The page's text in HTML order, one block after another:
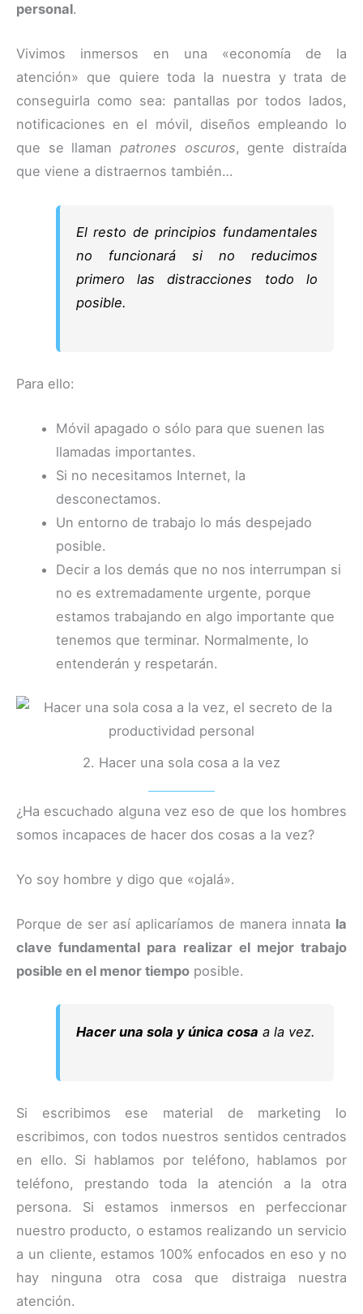
personal.
Vivimos inmersos en una «economía de la
atención» que quiere toda la nuestra y trata de
conseguirla como sea: pantallas por todos lados,
notificaciones en el móvil, diseños empleando lo
que se llaman patrones oscuros, gente distraída
que viene a distraernos también…
El resto de principios fundamentales
no funcionará si no reducimos
primero las distracciones todo lo
posible.
Para ello:
Móvil apagado o sólo para que suenen las
llamadas importantes.
Si no necesitamos Internet, la
desconectamos.
Un entorno de trabajo lo más despejado
posible.
Decir a los demás que no nos interrumpan si
no es extremadamente urgente, porque
estamos trabajando en algo importante que
tenemos que terminar. Normalmente, lo
entenderán y respetarán.
2. Hacer una sola cosa a la vez
¿Ha escuchado alguna vez eso de que los hombres
somos incapaces de hacer dos cosas a la vez?
Yo soy hombre y digo que «ojalá».
Porque de ser así aplicaríamos de manera innata la
clave fundamental para realizar el mejor trabajo
posible en el menor tiempo posible.
Hacer una sola y única cosa a la vez.
Si escribimos ese material de marketing lo
escribimos, con todos nuestros sentidos centrados
en ello. Si hablamos por teléfono, hablamos por
teléfono, prestando toda la atención a la otra
persona. Si estamos inmersos en perfeccionar
nuestro producto, o estamos realizando un servicio
a un cliente, estamos 100% enfocados en eso y no
hay ninguna otra cosa que distraiga nuestra
atención.